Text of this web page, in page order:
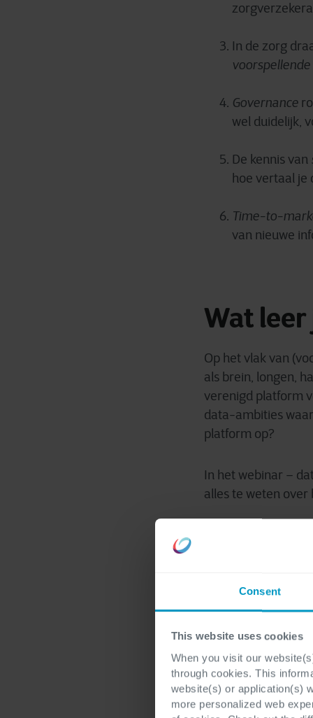
Consent
This website uses cookies
When you visit our
through cookies. This
website(s) or application(s)
more personalized web
In de zorg
Governance
wel duidelijk,
De kennis van
hoe vertaal je
Time-to-
van nieuwe
Wat
Op het vlak van
als brein, longen,
verenigd platform
data-ambities
platform op?
In het webinar –
alles te weten over
Predictive en
Hoe je met
De